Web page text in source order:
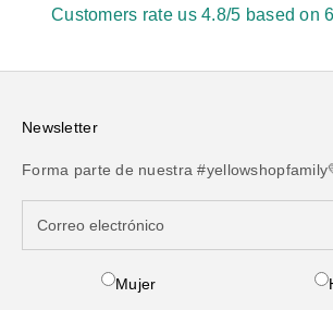
Customers rate us 4.8/5 based on
Newsletter
Forma parte de nuestra
Mujer